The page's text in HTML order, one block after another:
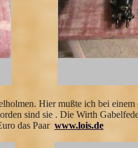
Hier mußte ich bei einem
sind sie . Die Wirth
das Paar www.lois.de